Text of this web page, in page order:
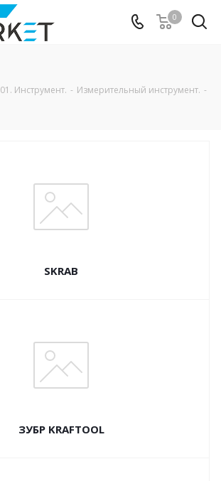
0
01. Инструмент. - Измерительный инструмент. -
SKRAB
ЗУБР KRAFTOOL